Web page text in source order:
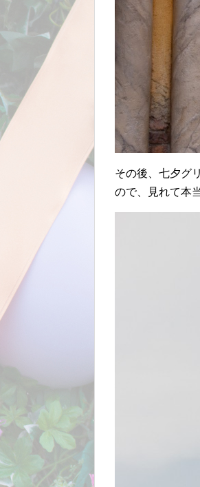
その後、七夕グ
ので、見れて本